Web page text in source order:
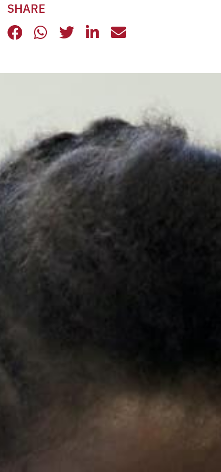
SHARE
CARCERE E VITA IN STRADA:
CARCERE E VITA IN STRADA:
CARCERE E VITA IN
CARCERE E VITA IN
CARCERE E